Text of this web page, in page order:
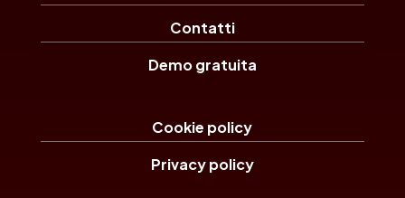
Contatti
Demo gratuita
Cookie policy
Privacy policy